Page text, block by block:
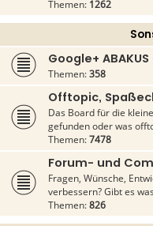
Themen: 1262
Google+
Themen:358
Offtopic,
Das Board für die
gefunden oder was
Themen:7478
Forum- und
Fragen, Wünsche,
verbessern? Gibt es
Themen:826